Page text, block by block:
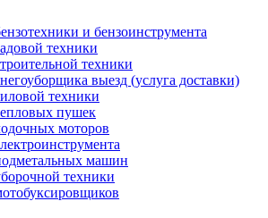
и бензоинструмента
техники
техники
выезд (услуга доставки)
техники
пушек
моторов
машин
техники